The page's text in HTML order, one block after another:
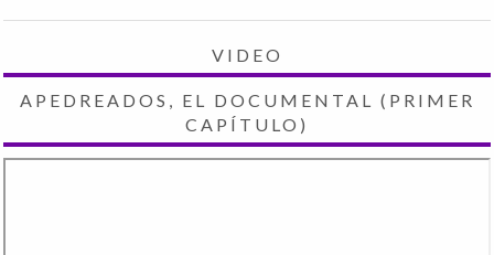
VIDEO
APEDREADOS, EL DOCUMENTAL (PRIMER
CAPÍTULO)